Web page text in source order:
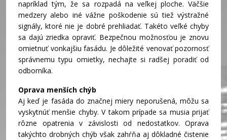
napríklad tým, že sa rozpadá na veľkej ploche. Väčšie
medzery alebo iné vážne poškodenie sú tiež výstražné
signály, ktoré nie je dobré prehliadať. Takéto veľké chyby
sa dajú zriedka opraviť. Bezpečnou možnosťou je znovu
omietnuť vonkajšiu fasádu. Je dôležité venovať pozornosť
správnemu typu omietky, nechajte si radšej poradiť od
odborníka.
Oprava menších chýb
Aj keď je fasáda do značnej miery neporušená, môžu sa
vyskytnúť menšie chyby. V takom prípade sa musia prijať
rôzne opatrenia v závislosti od nedostatkov. Oprava
takýchto drobných chýb však zahŕňa aj dôkladné čistenie